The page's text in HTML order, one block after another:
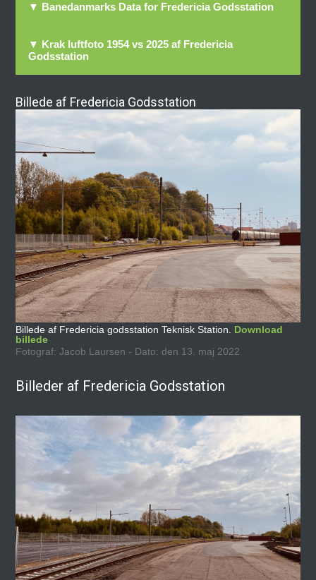
▼ Banedanmarks Data for Fredericia Godsstation
▼ Krak luftfoto 1954 vs 2025 af Fredericia
Godsstation
Billede af Fredericia Godsstation
Billede af Fredericia godsstation Teknisk Station. Download
billede
Fotograf: Jacob Laursen - Dato: den 13. maj 2022
Billeder af Fredericia Godsstation